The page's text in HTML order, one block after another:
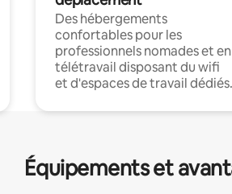
Des hébergements
confortables pour les
professionnels nomades et en
télétravail disposant du wifi
et d'espaces de travail dédiés.
Équipements et